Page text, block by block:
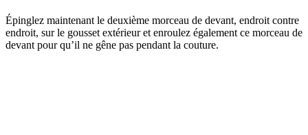
Épinglez maintenant le deuxième morceau de devant, endroit contre
endroit, sur le gousset extérieur et enroulez également ce morceau de
devant pour qu’il ne gêne pas pendant la couture.